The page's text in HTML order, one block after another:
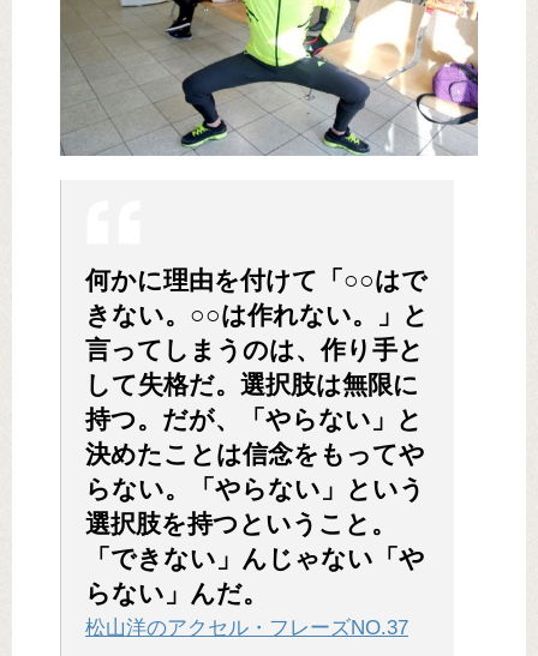
何かに理由を付けて「○○はで
きない。○○は作れない。」と
言ってしまうのは、作り手と
して失格だ。選択肢は無限に
持つ。だが、「やらない」と
決めたことは信念をもってや
らない。「やらない」という
選択肢を持つということ。
「できない」んじゃない「や
らない」んだ。
松山洋のアクセル・フレーズNO.37